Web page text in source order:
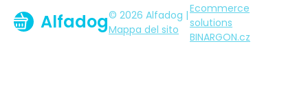
Alfadog© 2026 Alfadog |
Mappa del sito
Ecommerce
solutions
BINARGON.cz